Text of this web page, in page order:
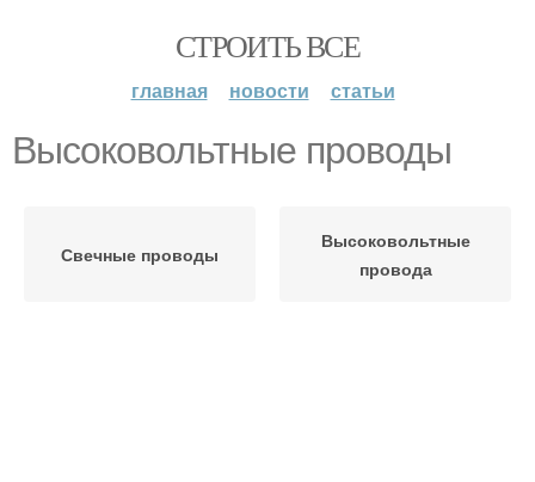
СТРОИТЬ ВСЕ
главная новости статьи
Высоковольтные проводы
Свечные проводы
Высоковольтные
провода